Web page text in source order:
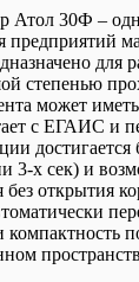
Атол 30Ф –
для
степенью
может
с ЕГАИС и
3-х сек) и
без открытия